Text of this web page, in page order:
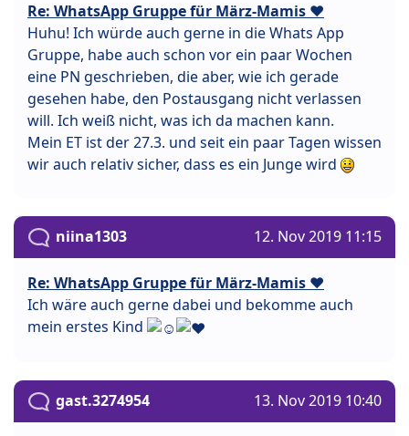
Re: WhatsApp Gruppe für März-Mamis ❤️
Huhu! Ich würde auch gerne in die Whats App
Gruppe, habe auch schon vor ein paar Wochen
eine PN geschrieben, die aber, wie ich gerade
gesehen habe, den Postausgang nicht verlassen
will. Ich weiß nicht, was ich da machen kann.
Mein ET ist der 27.3. und seit ein paar Tagen wissen
wir auch relativ sicher, dass es ein Junge wird
niina1303 12. Nov 2019 11:15
Re: WhatsApp Gruppe für März-Mamis ❤️
Ich wäre auch gerne dabei und bekomme auch
mein erstes Kind
gast.3274954 13. Nov 2019 10:40